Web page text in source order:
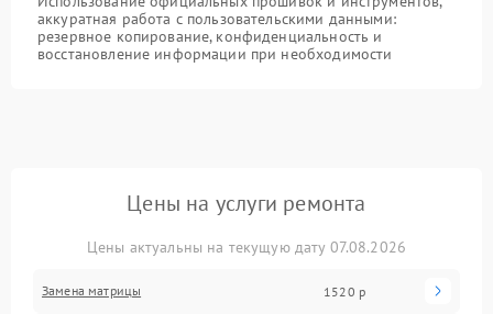
аккуратная работа с пользовательскими данными:
резервное копирование, конфиденциальность и
восстановление информации при необходимости
Цены на услуги ремонта
Цены актуальны на текущую дату 07.08.2026
Замена матрицы 1520 р